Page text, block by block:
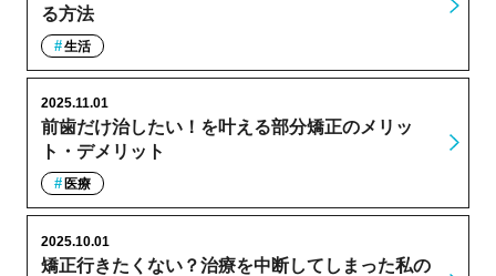
る方法
生活
前歯だけ治したい！を叶える部分矯正のメリッ
ト・デメリット
2025.11.01
医療
矯正行きたくない？治療を中断してしまった私の
2025.10.01